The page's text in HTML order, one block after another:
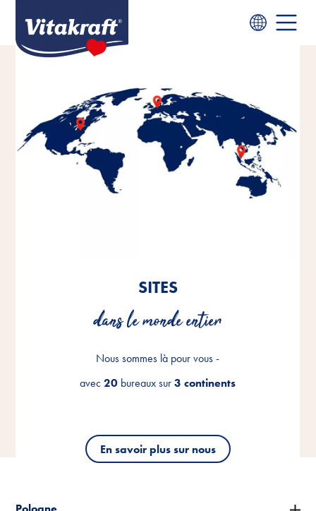
SITES
dans le monde entier
Nous sommes là pour vous -
avec20 bureaux sur3 continents
En savoir plus sur nous
SITES
dans le monde entier
Nous sommes là pour vous -
avec20 bureaux sur3 continents
En savoir plus sur nous
SITES
dans le monde entier
Nous sommes là pour vous -
avec20 bureaux sur3 continents
En savoir plus sur nous